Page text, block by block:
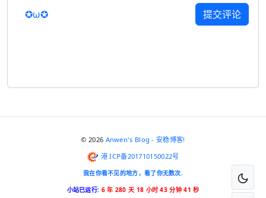
✪ω✪ 提交评论
© 2026 Anwen's Blog - 安稳博客!
港 ICP备201710150022号
我在你看不见的地方，看了你无数次.
小站已运行: 6 年 280 天 18 小时 43 分钟 41 秒